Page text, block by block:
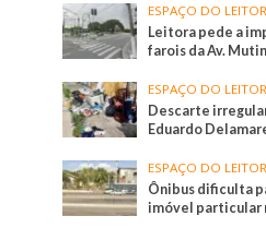
ESPAÇO DO LEITOR
Leitora pede a
farois da Av.
ESPAÇO DO LEITOR
Descarte
Eduardo
ESPAÇO DO LEITOR
Ônibus dificulta
imóvel particular